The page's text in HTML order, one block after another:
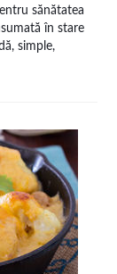
sănătatea
în stare
simple,